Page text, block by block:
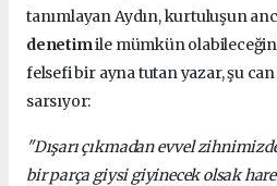
tanımlayan Aydın, kurtuluşun
denetimile mümkün
felsefi bir ayna tutan yazar, şu
sarsıyor:
"Dışarı çıkmadan evvel
bir parça giysi giyinecek olsak